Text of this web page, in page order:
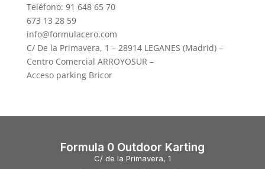
Teléfono: 91 648 65 70
673 13 28 59
info@formulacero.com
C/ De la Primavera, 1 – 28914 LEGANES (Madrid) –
Centro Comercial ARROYOSUR –
Acceso parking Bricor
Formula 0 Outdoor Karting
C/ de la Primavera, 1